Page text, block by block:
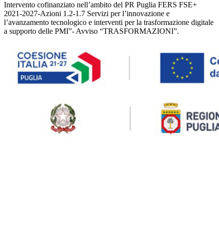
Intervento cofinanziato nell’ambito del PR Puglia FERS FSE+
2021-2027-Azioni 1.2-1.7 Servizi per l’innovazione e
l’avanzamento tecnologico e interventi per la trasformazione digitale
a supporto delle PMI”- Avviso “TRASFORMAZIONI”.